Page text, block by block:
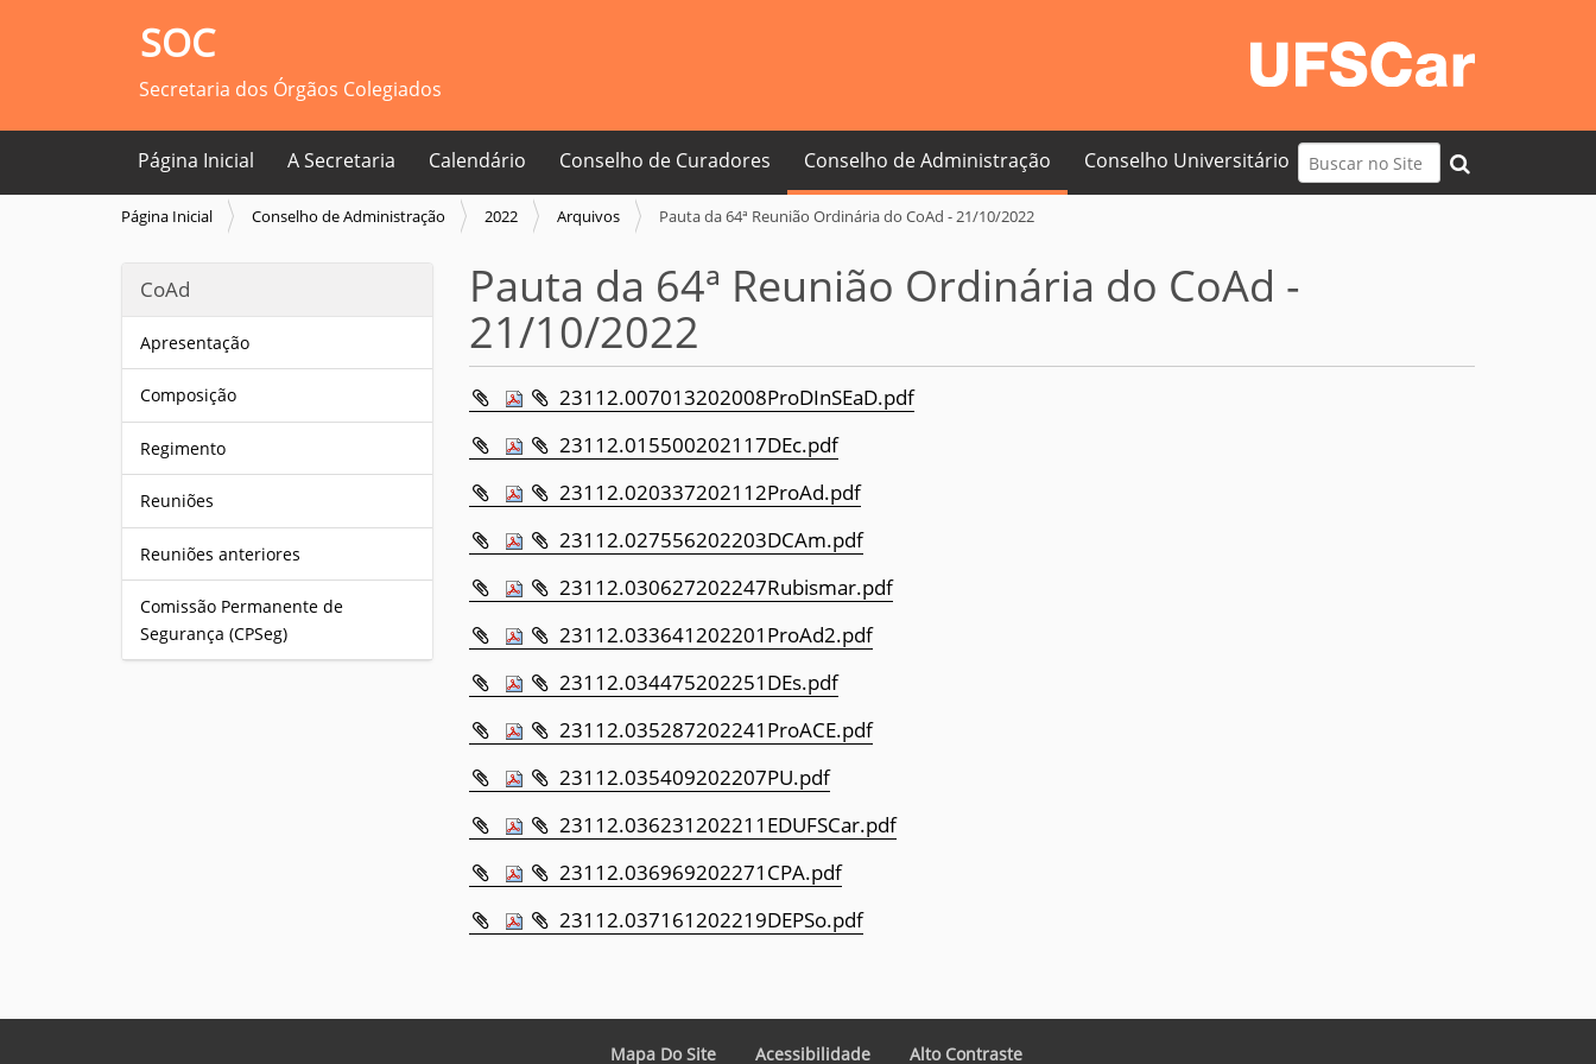
SOC
Secretaria dos Órgãos Colegiados
Busca
Busca Avançada…
Página Inicial A Secretaria Calendário Conselho de Curadores Conselho de Administração Conselho Universitário
V
e
t
Página Inicial Conselho de Administração 2022 Arquivos Pauta da 64ª Reunião Ordinária do CoAd - 21/10/2022
CoAd
Apresentação
Composição
Regimento
Reuniões
Reuniões anteriores
Comissão Permanente de
Segurança (CPSeg)
Pauta da 64ª Reunião Ordinária do CoAd -
21/10/2022
23112.007013202008ProDInSEaD.pdf
23112.015500202117DEc.pdf
23112.020337202112ProAd.pdf
23112.027556202203DCAm.pdf
23112.030627202247Rubismar.pdf
23112.033641202201ProAd2.pdf
23112.034475202251DEs.pdf
23112.035287202241ProACE.pdf
23112.035409202207PU.pdf
23112.036231202211EDUFSCar.pdf
23112.036969202271CPA.pdf
23112.037161202219DEPSo.pdf
Mapa Do Site Acessibilidade Alto Contraste